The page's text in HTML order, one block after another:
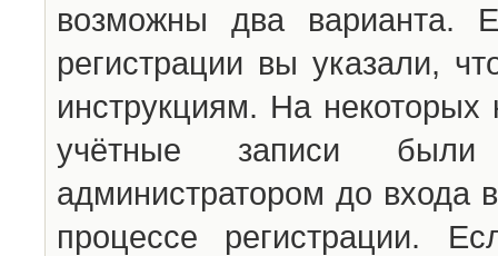
возможны два варианта.
регистрации вы указали,
инструкциям. На
учётные записи были
администратором до входа
процессе регистрации.